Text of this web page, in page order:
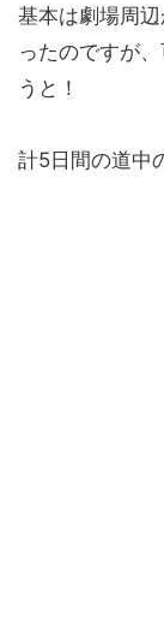
基本は劇場周
ったのですが
うと！
計5日間の道中